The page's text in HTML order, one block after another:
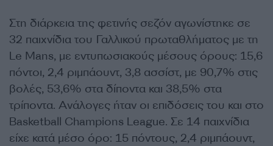
Στη διάρκεια της φετινής σεζόν αγωνίστηκε σε
32 παιχνίδια του Γαλλικού πρωταθλήματος με τη
Le Mans, με εντυπωσιακούς μέσους όρους: 15,6
πόντοι, 2,4 ριμπάουντ, 3,8 ασσίστ, με 90,7% στις
βολές, 53,6% στα δίποντα και 38,5% στα
τρίποντα. Ανάλογες ήταν οι επιδόσεις του και στο
Βasketball Champions League. Σε 14 παιχνίδια
είχε κατά μέσο όρο: 15 πόντους, 2,4 ριμπάουντ,